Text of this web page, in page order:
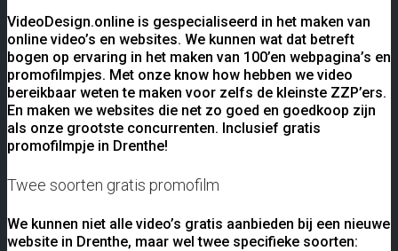
VideoDesign.online is gespecialiseerd in het maken van
online video’s en websites. We kunnen wat dat betreft
bogen op ervaring in het maken van 100’en webpagina’s en
promofilmpjes. Met onze know how hebben we video
bereikbaar weten te maken voor zelfs de kleinste ZZP’ers.
En maken we websites die net zo goed en goedkoop zijn
als onze grootste concurrenten. Inclusief gratis
promofilmpje in Drenthe!
Twee soorten gratis promofilm
We kunnen niet alle video’s gratis aanbieden bij een nieuwe
website in Drenthe, maar wel twee specifieke soorten: